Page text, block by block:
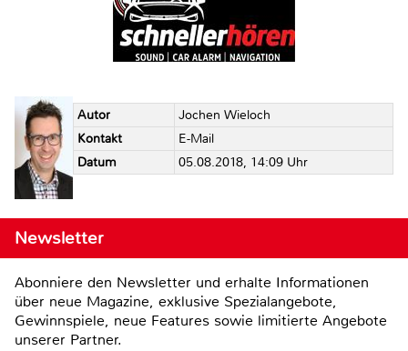
Autor
Jochen Wieloch
Kontakt
E-Mail
Datum
05.08.2018, 14:09 Uhr
Newsletter
Abonniere den Newsletter und erhalte Informationen
über neue Magazine, exklusive Spezialangebote,
Gewinnspiele, neue Features sowie limitierte Angebote
unserer Partner.